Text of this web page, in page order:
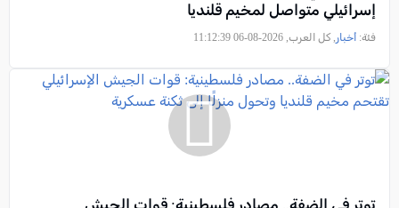
إسرائيلي متواصل لمخيم قلنديا
فئة: أخبار , كل العرب, 2026-08-06 11:12:39
توتر في الضفة.. مصادر فلسطينية: قوات الجيش